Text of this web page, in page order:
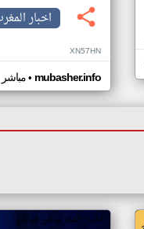
اخبار
XN57HN
مباشر• mubasher.info
اخبار المغرب من مباشر